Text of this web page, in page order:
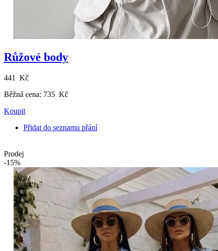
Růžové body
441 Kč
Běžná cena: 735 Kč
Koupit
Přidat do seznamu přání
Prodej
-15%